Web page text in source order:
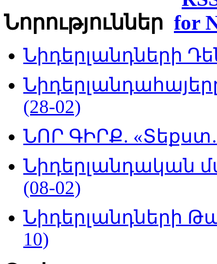
Նորություններ
Նիդերլանդների
(28-02)
ՆՈՐ ԳԻՐՔ.
Նիդերլանդական
(08-02)
Նիդերլանդների
10)